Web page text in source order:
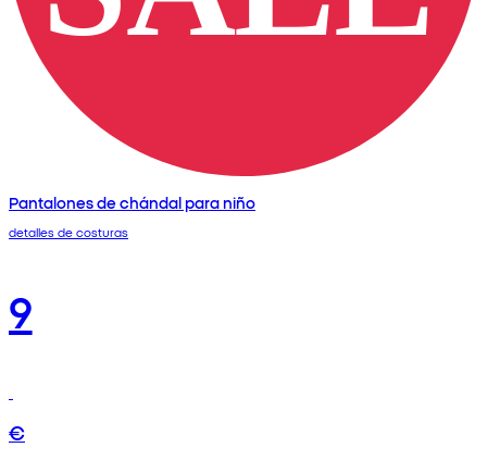
Pantalones de chándal para niño
detalles de costuras
9
€